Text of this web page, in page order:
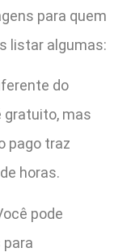
para quem
listar algumas:
do
gratuito, mas
pago traz
horas.
pode